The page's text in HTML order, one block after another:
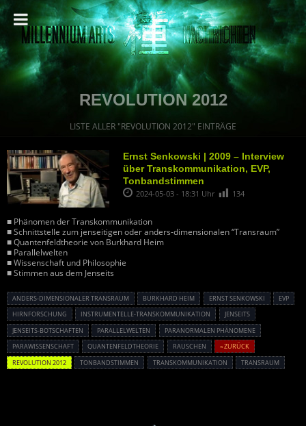
REVOLUTION 2012
LISTE ALLER "REVOLUTION 2012" EINTRÄGE
Ernst Senkowski | 2009 – Interview
über Transkommunikation, EVP,
Tonbandstimmen
2024-05-03 - 18:31 Uhr 134
■ Phänomen der Transkommunikation
■ Schnittstelle zum jenseitigen oder anders-dimensionalen “Transraum”
■ Quantenfeldtheorie von Burkhard Heim
■ Parallelwelten
■ Wissenschaft und Philosophie
■ Stimmen aus dem Jenseits
ANDERS-DIMENSIONALER TRANSRAUM BURKHARD HEIM ERNST SENKOWSKI
EVP
HIRNFORSCHUNG
INSTRUMENTELLE-TRANSKOMMUNIKATION
JENSEITS
JENSEITS-BOTSCHAFTEN
PARALLELWELTEN
PARANORMALEN PHÄNOMENE
PARAWISSENSCHAFT
QUANTENFELDTHEORIE RAUSCHEN
« ZURÜCK
REVOLUTION 2012
TONBANDSTIMMEN TRANSKOMMUNIKATION TRANSRAUM